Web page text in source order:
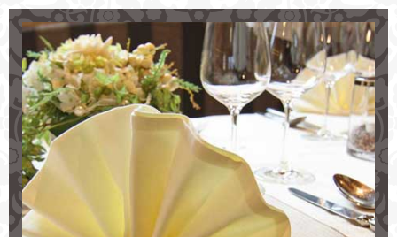
Kulinarik im Krösbacher
Köstliche Gaumenfreuden im Stubaital
Restaurant "Zur Huisler Stube"
geschichtsträchteige "Prinz Albert Stube"
gutbürgerliche Tiroler Küche &
Spezialitätenwochen
erlesene Weine
Hochzeiten, Feiern und Bankette